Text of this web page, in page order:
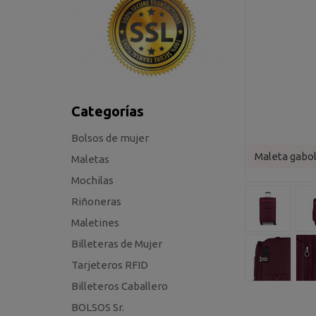
Categorías
Bolsos de mujer
Maletas
Mochilas
Riñoneras
Maletines
Billeteras de Mujer
Tarjeteros RFID
Billeteros Caballero
BOLSOS Sr.
Maleta